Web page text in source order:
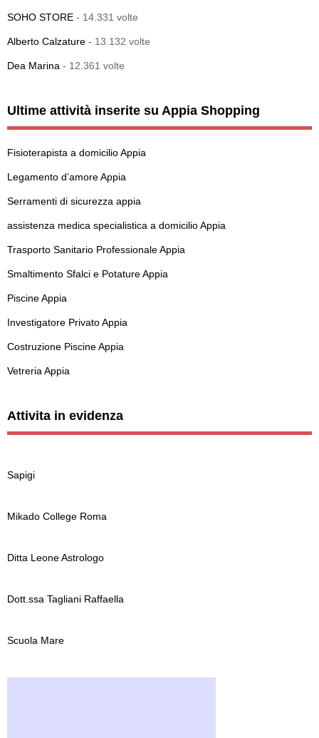
SOHO STORE - 14.331 volte
Alberto Calzature - 13.132 volte
Dea Marina - 12.361 volte
Ultime attività inserite su Appia Shopping
Fisioterapista a domicilio Appia
Legamento d’amore Appia
Serramenti di sicurezza appia
assistenza medica specialistica a domicilio Appia
Trasporto Sanitario Professionale Appia
Smaltimento Sfalci e Potature Appia
Piscine Appia
Investigatore Privato Appia
Costruzione Piscine Appia
Vetreria Appia
Attivita in evidenza
Sapigi
Mikado College Roma
Ditta Leone Astrologo
Dott.ssa Tagliani Raffaella
Scuola Mare